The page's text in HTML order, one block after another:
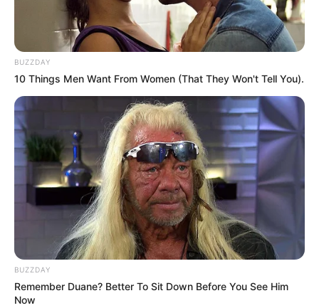
BUZZDAY
10 Things Men Want From Women (That They Won't Tell You).
BUZZDAY
Remember Duane? Better To Sit Down Before You See Him
Now